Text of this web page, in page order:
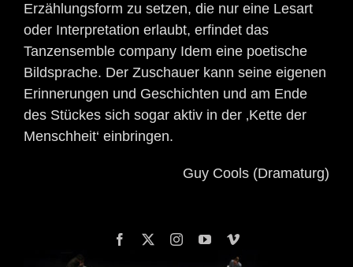
Erzählungsform zu setzen, die nur eine Lesart
oder Interpretation erlaubt, erfindet das
Tanzensemble company Idem eine poetische
Bildsprache. Der Zuschauer kann seine eigenen
Erinnerungen und Geschichten und am Ende
des Stückes sich sogar aktiv in der ‚Kette der
Menschheit‘ einbringen.
Guy Cools (Dramaturg)